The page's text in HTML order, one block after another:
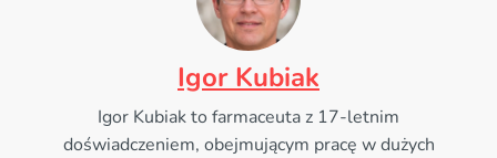
Igor Kubiak
Igor Kubiak to farmaceuta z 17-letnim
doświadczeniem, obejmującym pracę w dużych